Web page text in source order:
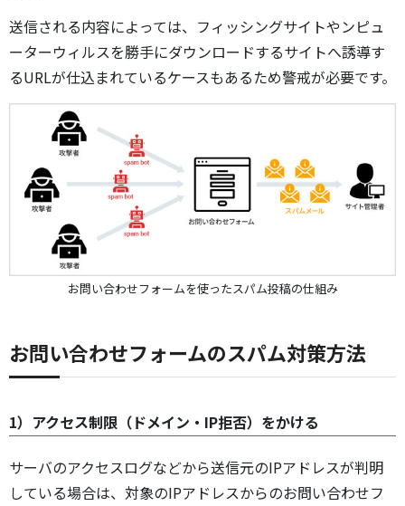
送信される内容によっては、フィッシングサイトやンピュ
ーターウィルスを勝手にダウンロードするサイトへ誘導す
るURLが仕込まれているケースもあるため警戒が必要です。
お問い合わせフォームを使ったスパム投稿の仕組み
お問い合わせフォームのスパム対策方法
1）アクセス制限（ドメイン・IP拒否）をかける
サーバのアクセスログなどから送信元のIPアドレスが判明
している場合は、対象のIPアドレスからのお問い合わせフ